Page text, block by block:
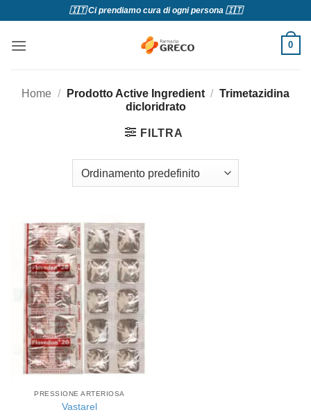
contenuti
🇮🇹 Ci prendiamo cura di ogni persona 🇮🇹
0
Home / Prodotto Active Ingredient / Trimetazidina
dicloridrato
FILTRA
PRESSIONE ARTERIOSA
Vastarel